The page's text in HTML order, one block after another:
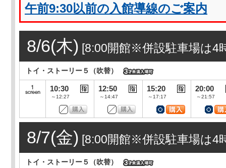
午前9:30以前の入館導線のご案内
8/6(木) [8:00開館※併設駐車場は4
トイ・ストーリー５（吹替）
10:30
～12:27
12:50
～14:47
15:20
～17:17
20:00
～21:57
8/7(金) [8:00開館※併設駐車場は4
トイ・ストーリー５（吹替）